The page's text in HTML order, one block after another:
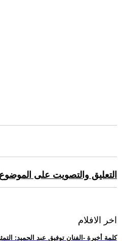
التعليق والتصويت على
اخر الافلام
.. كلمة أخيرة -الفنان توفيق عبد الحميد: